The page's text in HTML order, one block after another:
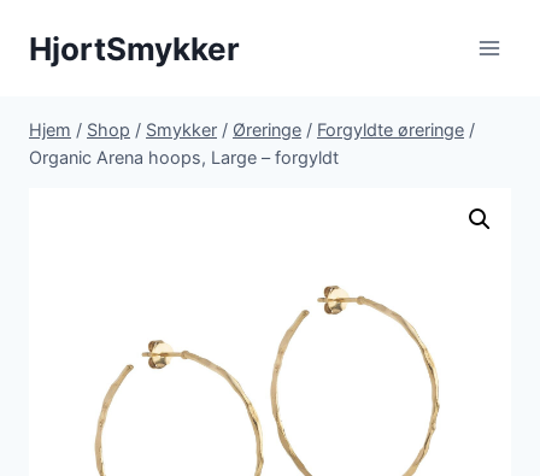
HjortSmykker
Hjem / Shop / Smykker / Øreringe / Forgyldte øreringe /
Organic Arena hoops, Large – forgyldt